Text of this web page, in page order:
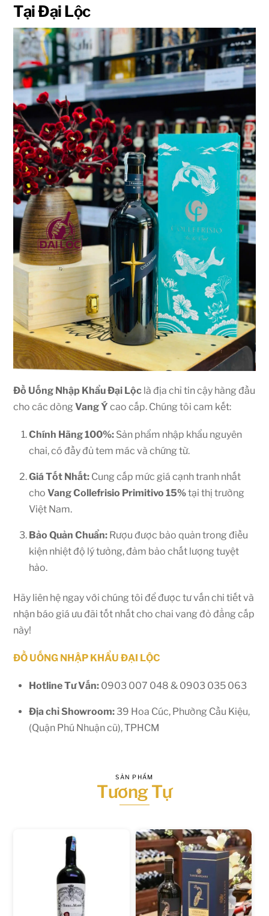
Tại Đại Lộc
Đồ Uống Nhập Khẩu Đại Lộc là địa chỉ tin cậy hàng đầu
cho các dòngVang Ý cao cấp. Chúng tôi cam kết:
Chính Hãng 100%: Sản phẩm nhập khẩu nguyên
chai, có đầy đủ tem mác và chứng từ.
Giá Tốt Nhất: Cung cấp mức giá cạnh tranh nhất
cho Vang Collefrisio Primitivo 15%tại thị trường
Việt Nam.
Bảo Quản Chuẩn: Rượu được bảo quản trong điều
kiện nhiệt độ lý tưởng, đảm bảo chất lượng tuyệt
hảo.
Hãy liên hệ ngay với chúng tôi để được tư vấn chi tiết và
nhận báo giá ưu đãi tốt nhất cho chai vang đỏ đẳng cấp
này!
ĐỒ UỐNG NHẬP KHẨU ĐẠI LỘC
Hotline Tư Vấn: 0903 007 048 & 0903 035 063
Địa chỉ Showroom: 39 Hoa Cúc, Phường Cầu Kiệu,
(Quận Phú Nhuận cũ), TPHCM
SẢN PHẨM
Tương Tự